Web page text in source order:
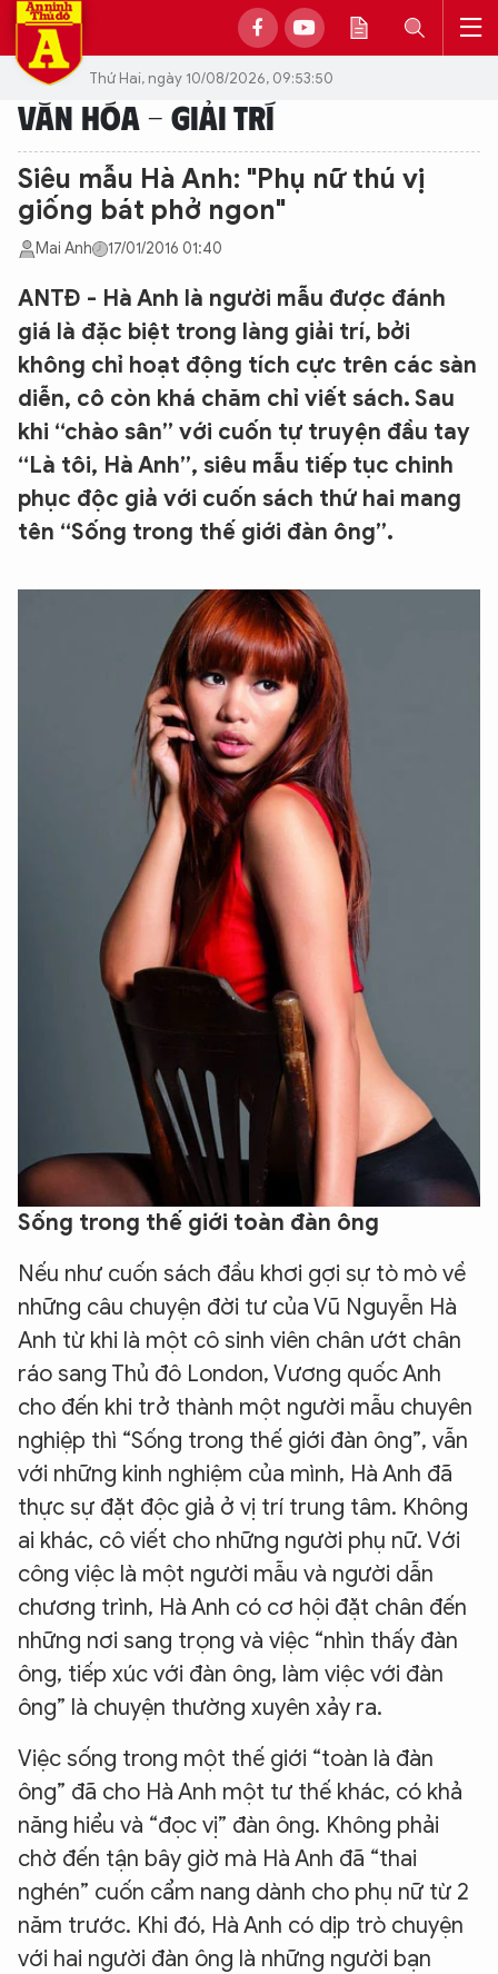
Thứ Hai, ngày 10/08/2026, 09:53:50
VĂN HÓA - GIẢI TRÍ
Siêu mẫu Hà Anh: "Phụ nữ thú vị
giống bát phở ngon"
Mai Anh 17/01/2016 01:40
ANTĐ - Hà Anh là người mẫu được đánh
giá là đặc biệt trong làng giải trí, bởi
không chỉ hoạt động tích cực trên các sàn
diễn, cô còn khá chăm chỉ viết sách. Sau
khi “chào sân” với cuốn tự truyện đầu tay
“Là tôi, Hà Anh”, siêu mẫu tiếp tục chinh
phục độc giả với cuốn sách thứ hai mang
tên “Sống trong thế giới đàn ông”.
Sống trong thế giới toàn đàn ông
Nếu như cuốn sách đầu khơi gợi sự tò mò về
những câu chuyện đời tư của Vũ Nguyễn Hà
Anh từ khi là một cô sinh viên chân ướt chân
ráo sang Thủ đô London, Vương quốc Anh
cho đến khi trở thành một người mẫu chuyên
nghiệp thì “Sống trong thế giới đàn ông”, vẫn
với những kinh nghiệm của mình, Hà Anh đã
thực sự đặt độc giả ở vị trí trung tâm. Không
ai khác, cô viết cho những người phụ nữ. Với
công việc là một người mẫu và người dẫn
chương trình, Hà Anh có cơ hội đặt chân đến
những nơi sang trọng và việc “nhìn thấy đàn
ông, tiếp xúc với đàn ông, làm việc với đàn
ông” là chuyện thường xuyên xảy ra.
Việc sống trong một thế giới “toàn là đàn
ông” đã cho Hà Anh một tư thế khác, có khả
năng hiểu và “đọc vị” đàn ông. Không phải
chờ đến tận bây giờ mà Hà Anh đã “thai
nghén” cuốn cẩm nang dành cho phụ nữ từ 2
năm trước. Khi đó, Hà Anh có dịp trò chuyện
với hai người đàn ông là những người bạn